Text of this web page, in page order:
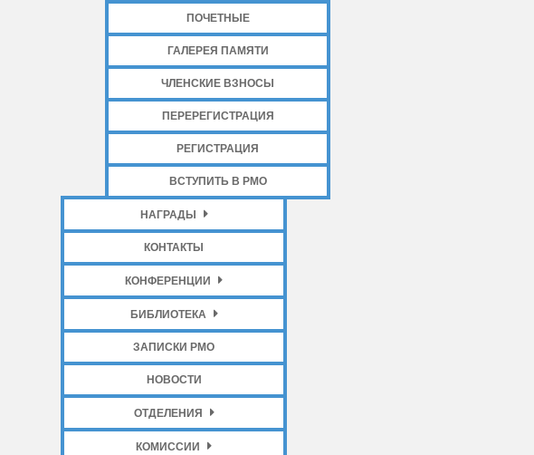
ПОЧЕТНЫЕ
ГАЛЕРЕЯ ПАМЯТИ
ЧЛЕНСКИЕ ВЗНОСЫ
ПЕРЕРЕГИСТРАЦИЯ
РЕГИСТРАЦИЯ
ВСТУПИТЬ В РМО
НАГРАДЫ
КОНТАКТЫ
КОНФЕРЕНЦИИ
БИБЛИОТЕКА
ЗАПИСКИ РМО
НОВОСТИ
ОТДЕЛЕНИЯ
КОМИССИИ